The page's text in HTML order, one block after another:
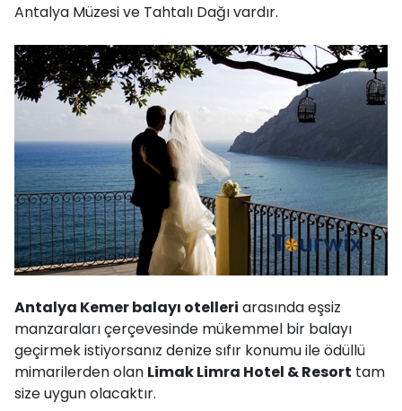
Antalya Müzesi ve Tahtalı Dağı vardır.
Antalya Kemer balayı otelleri arasında eşsiz
manzaraları çerçevesinde mükemmel bir balayı
geçirmek istiyorsanız denize sıfır konumu ile ödüllü
mimarilerden olan Limak Limra Hotel & Resort tam
size uygun olacaktır.